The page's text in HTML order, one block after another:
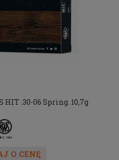
.30-06 Spring. 10,7g
O CENĘ